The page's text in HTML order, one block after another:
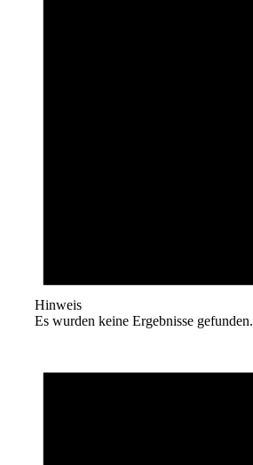
Hinweis
Es wurden keine Ergebnisse gefunden.